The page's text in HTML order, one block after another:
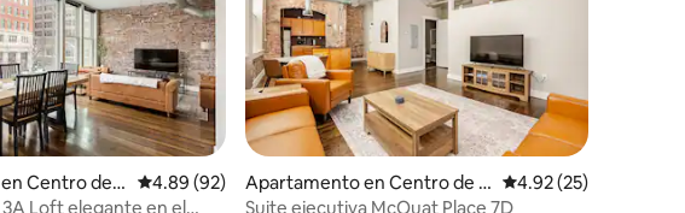
5, 34 reseñas
Centro de I
Calificación promedio: 4.89 de 5, 92 reseñas
4.89 (92)
Loft elegante en el
Apartamento en Centro de I
ndianápolis
Calificación
4.92 (25)
Suite ejecutiva McOuat Place 7D